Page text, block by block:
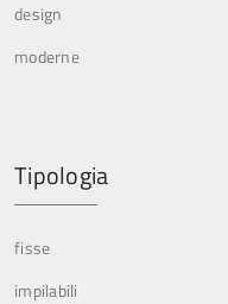
design
moderne
Tipologia
fisse
impilabili